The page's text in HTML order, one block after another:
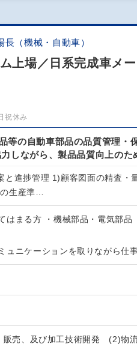
（機械・自動車）
上場／日系完成車メ
祝休み
等の自動車部品の品質管理・
しながら、製品品質向上のた
と進捗管理 1)顧客図面の精査・
生産準…
はまる方 ・機械部品・電気部品
ュニケーションを取りながら仕
販売、及び加工技術開発 (2)物